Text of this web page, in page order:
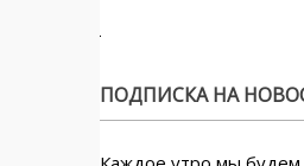
ПОДПИСКА НА